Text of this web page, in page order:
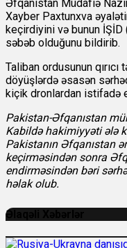
Əfqanıstan Müdafiə
Xayber Paxtunxva
keçirdiyini və bunun
səbəb olduğunu bildirib.
Taliban ordusunun
döyüşlərdə əsasən
kiçik dronlardan istifadə
Pakistan-Əfqanıstan
Kabildə hakimiyyəti ələ
Pakistanın Əfqanıstan
keçirməsindən sonra
endirməsindən bəri
həlak olub.
Əlaqəli Xəbərlər